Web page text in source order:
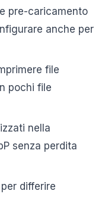
pre-caricamento
anche per
file
pochi file
nella
senza perdita
differire